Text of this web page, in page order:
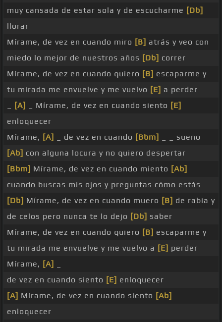
muy cansada de estar sola y de escucharme [Db]
llorar
Mírame, de vez en cuando miro [B] atrás y veo con
miedo lo mejor de nuestros años [Db] correr
Mírame, de vez en cuando quiero [B] escaparme y
tu mirada me envuelve y me vuelvo [E] a perder
[A] _ Mírame, de vez en cuando siento [E]
enloquecer
Mírame, [A] _ de vez en cuando [Bbm]
_ _ sueño
[Ab] con alguna locura y no quiero despertar
[Bbm] Mírame, de vez en cuando miento [Ab]
cuando buscas mis ojos y preguntas cómo estás
[Db] Mírame, de vez en cuando muero [B] de rabia y
de celos pero nunca te lo dejo [Db] saber
Mírame, de vez en cuando quiero [B] escaparme y
tu mirada me envuelve y me vuelvo a [E] perder
Mírame, [A]
de vez en cuando siento [E] enloquecer
[A] Mírame, de vez en cuando siento [Ab]
enloquecer